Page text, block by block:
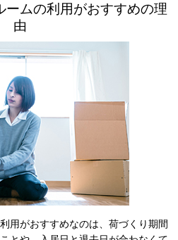
ームの利用がおすすめの理
由
用がおすすめなのは、荷づくり期間